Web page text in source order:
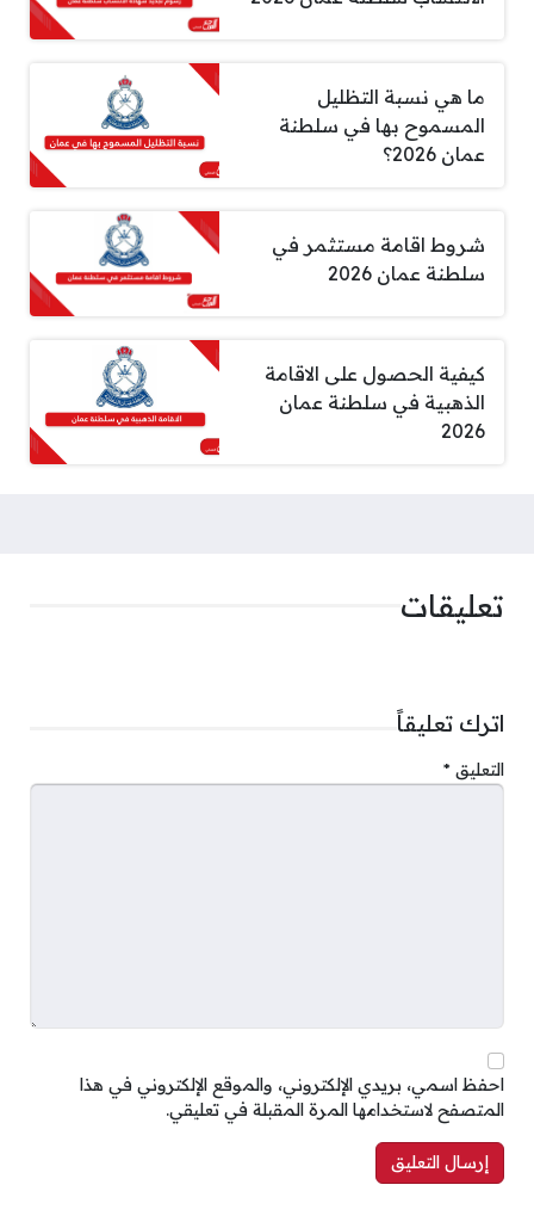
ما هي نسبة التظليل
المسموح بها في سلطنة
عمان 2026؟
شروط اقامة مستثمر في
سلطنة عمان 2026
كيفية الحصول على الاقامة
الذهبية في سلطنة عمان
2026
تعليقات
اترك تعليقاً
التعليق *
احفظ اسمي، بريدي الإلكتروني، والموقع الإلكتروني في هذا
المتصفح لاستخدامها المرة المقبلة في تعليقي.